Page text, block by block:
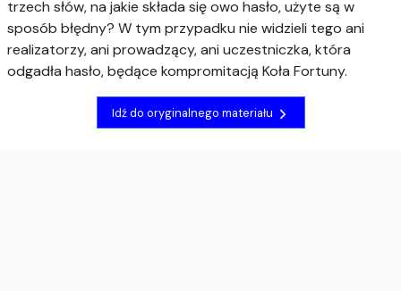
trzech słów, na jakie składa się owo hasło, użyte są w
sposób błędny? W tym przypadku nie widzieli tego ani
realizatorzy, ani prowadzący, ani uczestniczka, która
odgadła hasło, będące kompromitacją Koła Fortuny.
Idź do oryginalnego materiału